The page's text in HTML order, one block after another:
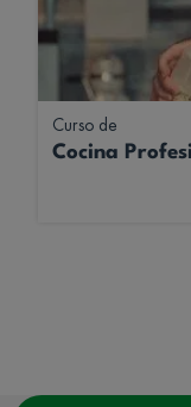
Curso de
Cocina